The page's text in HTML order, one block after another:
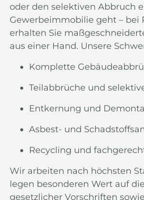
oder den selektiven Abbruch
Gewerbeimmobilie geht – bei
erhalten Sie
aus einer Hand. Unsere
Komplette
Teilabbrüche und
Entkernung und
Asbest- und
Recycling und
Wir arbeiten nach höchsten
legen besonderen Wert auf
gesetzlicher Vorschriften sowie